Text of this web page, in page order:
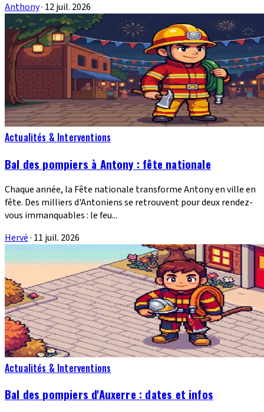
Anthony· 12 juil. 2026
Actualités & Interventions
Bal des pompiers à Antony : fête nationale
Chaque année, la Fête nationale transforme Antony en ville en
fête. Des milliers d'Antoniens se retrouvent pour deux rendez-
vous immanquables : le feu...
Hervé· 11 juil. 2026
Actualités & Interventions
Bal des pompiers d'Auxerre : dates et infos